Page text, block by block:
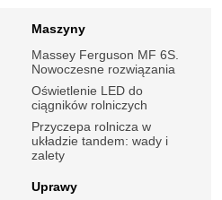
Maszyny
Massey Ferguson MF 6S.
Nowoczesne rozwiązania
Oświetlenie LED do
ciągników rolniczych
Przyczepa rolnicza w
układzie tandem: wady i
zalety
Uprawy